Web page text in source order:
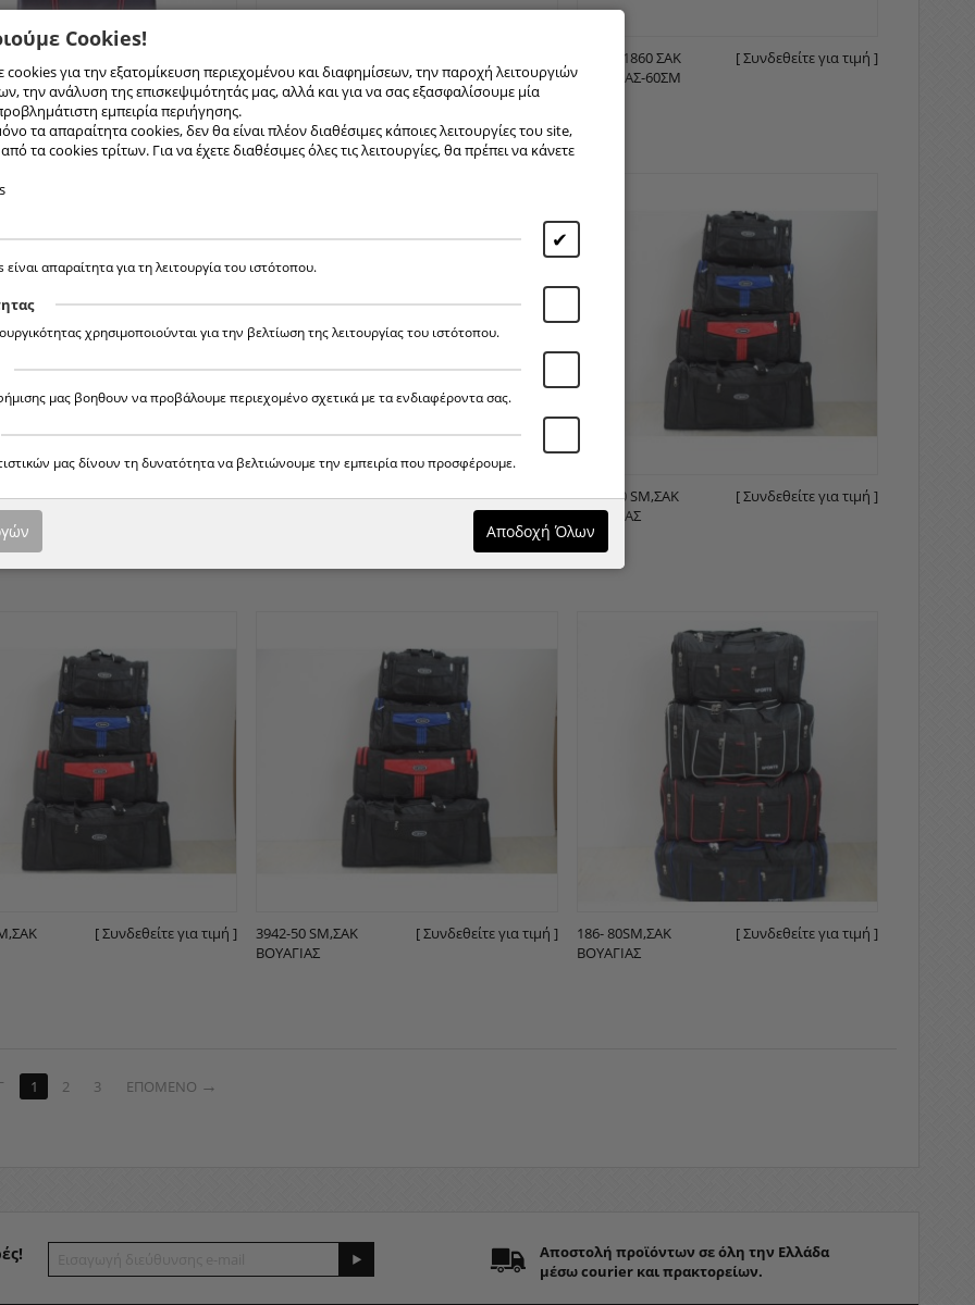
ΒΟΥΑΓΙΆΣ- 50ΣΜ
569-4 81860 ΣΑΚ
ΒΟΥΑΓΙΆΣ-60ΣΜ
[ Συνδεθείτε για τιμή ]
ΣΑΚ
70ΣΜ
[ Συνδεθείτε για τιμή ]
569-4 81880 ΣΑΚ
[ Συνδεθείτε για τιμή ]
3947-70 SM,ΣΑΚ
ΒΟΥΑΓΙΆΣ
[ Συνδεθείτε για τιμή ]
[ Συνδεθείτε για τιμή ]
3942-50 SM,ΣΑΚ
ΒΟΥΑΓΙΆΣ
[ Συνδεθείτε για τιμή ]
186- 80SM,ΣΑΚ
ΒΟΥΑΓΙΆΣ
[ Συνδεθείτε για τιμή ]
1 2 3 ΕΠΌΜΕΝΟ
Αποστολή προϊόντων σε όλη την Ελλάδα
μέσω courier και πρακτορείων.
Cookies!
για την εξατομίκευση περιεχομένου και διαφημίσεων, την παροχή λειτουργιών
την ανάλυση της επισκεψιμότητάς μας, αλλά και για να σας εξασφαλίσουμε μία
εμπειρία περιήγησης.
τα απαραίτητα cookies, δεν θα είναι πλέον διαθέσιμες κάποιες λειτουργίες του site,
τα cookies τρίτων. Για να έχετε διαθέσιμες όλες τις λειτουργίες, θα πρέπει να κάνετε
✔
απαραίτητα για τη λειτουργία του ιστότοπου.
χρησιμοποιούνται για την βελτίωση της λειτουργίας του ιστότοπου.
μας βοηθουν να προβάλουμε περιεχομένο σχετικά με τα ενδιαφέροντα σας.
μας δίνουν τη δυνατότητα να βελτιώνουμε την εμπειρία που προσφέρουμε.
Αποδοχή Όλων